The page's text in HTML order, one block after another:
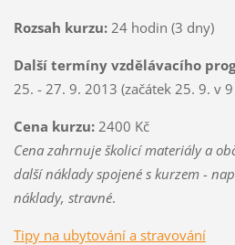
Rozsah kurzu:24 hodin (3 dny)
Další termíny vzdělávacího
25. - 27. 9. 2013 (začátek 25. 9. v
Cena kurzu:2400 Kč
Cena zahrnuje školicí materiály a
další náklady spojené s kurzem -
náklady, stravné.
Tipy na ubytování a stravování